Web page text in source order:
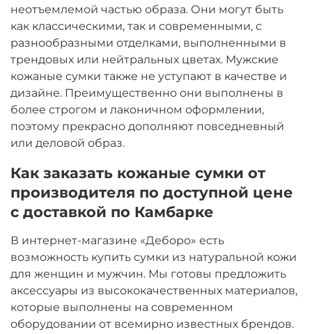
неотъемлемой частью образа. Они могут быть
как классическими, так и современными, с
разнообразными отделками, выполненными в
трендовых или нейтральных цветах. Мужские
кожаные сумки также не уступают в качестве и
дизайне. Преимущественно они выполнены в
более строгом и лаконичном оформлении,
поэтому прекрасно дополняют повседневный
или деловой образ.
Как заказать кожаные сумки от
производителя по доступной цене
с доставкой по Камбарке
В интернет-магазине «Деборо» есть
возможность купить сумки из натуральной кожи
для женщин и мужчин. Мы готовы предложить
аксессуары из высококачественных материалов,
которые выполнены на современном
оборудовании от всемирно известных брендов.